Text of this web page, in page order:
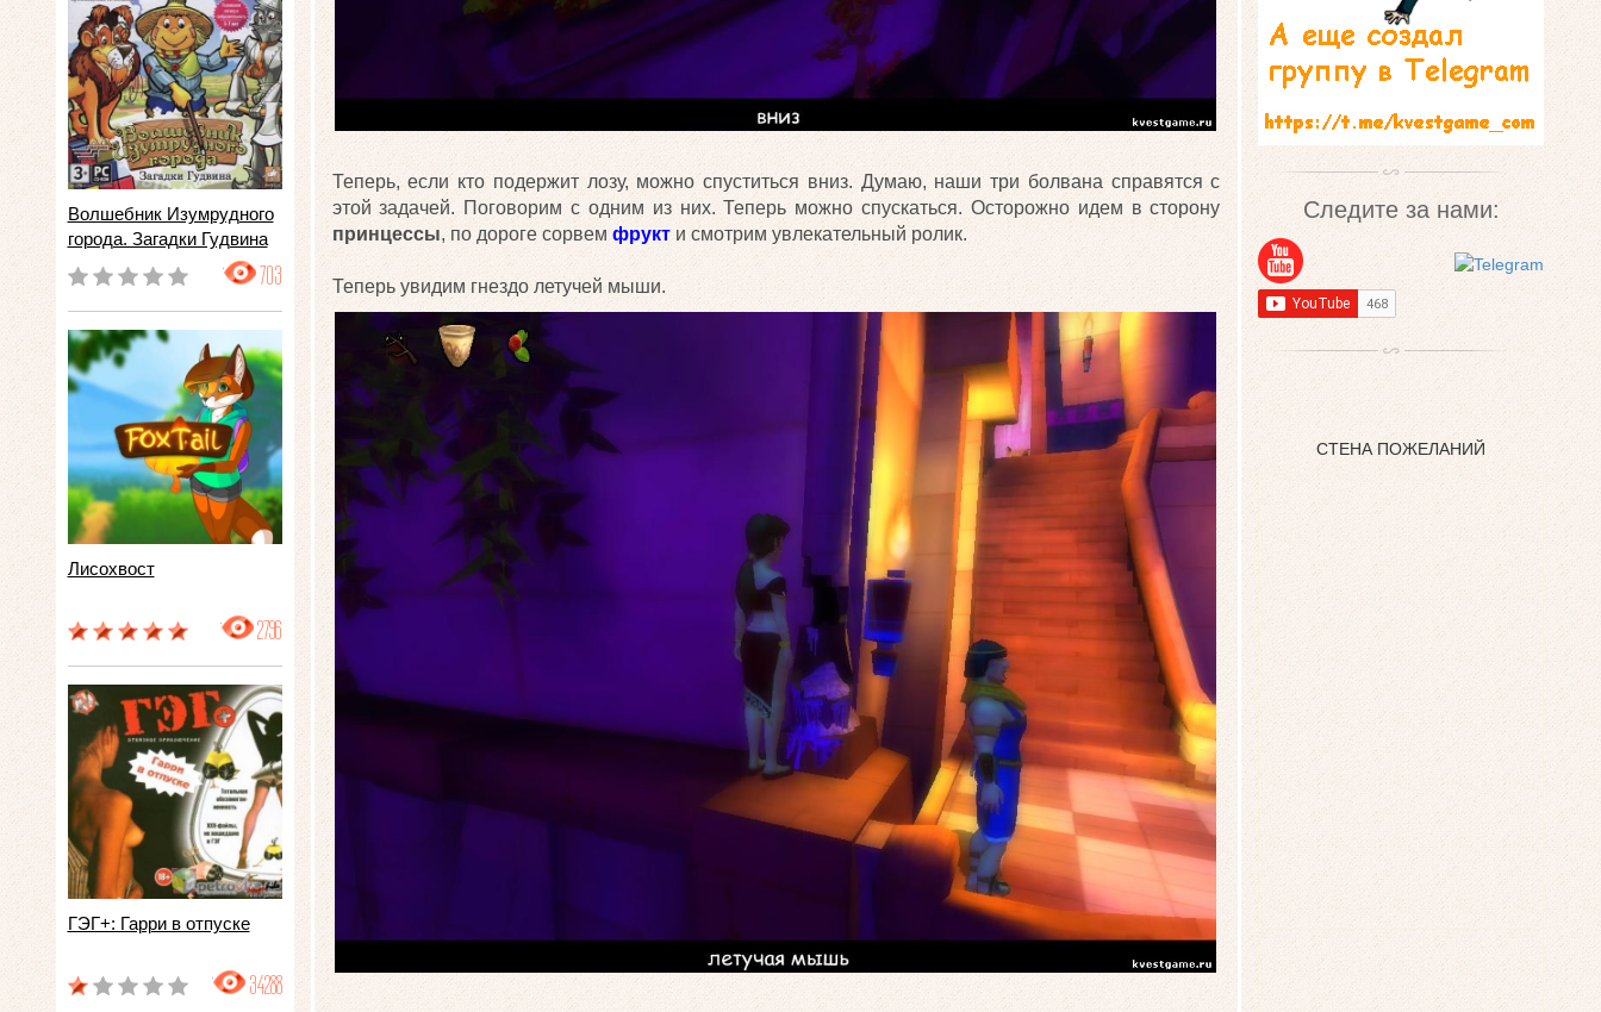
Волшебник Изумрудного
города. Загадки Гудвина
703
Лисохвост
2796
ГЭГ+: Гарри в отпуске
34288
Теперь, если кто подержит лозу, можно спуститься вниз. Думаю, наши три болвана справятся с
этой задачей. Поговорим с одним из них. Теперь можно спускаться. Осторожно идем в сторону
принцессы, по дороге сорвем фрукти смотрим увлекательный ролик.
Теперь увидим гнездо летучей мыши.
Следите за нами:
СТЕНА ПОЖЕЛАНИЙ